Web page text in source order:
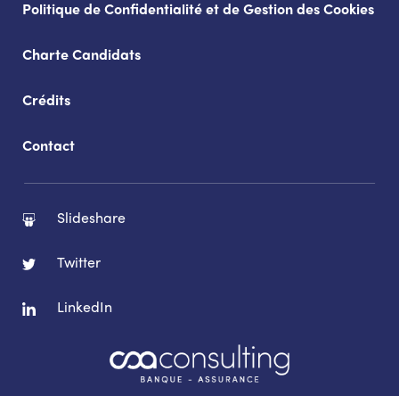
Politique de Confidentialité et de Gestion des Cookies
Charte Candidats
Crédits
Contact
Slideshare
Twitter
LinkedIn